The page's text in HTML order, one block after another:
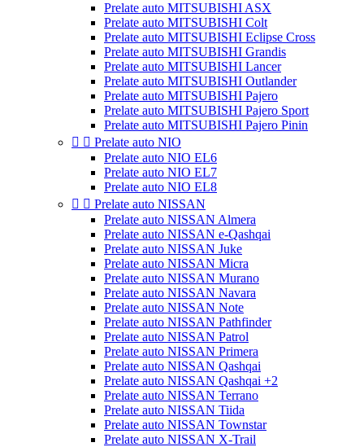
Prelate auto MITSUBISHI ASX
Prelate auto MITSUBISHI Colt
Prelate auto MITSUBISHI Eclipse Cross
Prelate auto MITSUBISHI Grandis
Prelate auto MITSUBISHI Lancer
Prelate auto MITSUBISHI Outlander
Prelate auto MITSUBISHI Pajero
Prelate auto MITSUBISHI Pajero Sport
Prelate auto MITSUBISHI Pajero Pinin
  Prelate auto NIO
Prelate auto NIO EL6
Prelate auto NIO EL7
Prelate auto NIO EL8
  Prelate auto NISSAN
Prelate auto NISSAN Almera
Prelate auto NISSAN e-Qashqai
Prelate auto NISSAN Juke
Prelate auto NISSAN Micra
Prelate auto NISSAN Murano
Prelate auto NISSAN Navara
Prelate auto NISSAN Note
Prelate auto NISSAN Pathfinder
Prelate auto NISSAN Patrol
Prelate auto NISSAN Primera
Prelate auto NISSAN Qashqai
Prelate auto NISSAN Qashqai +2
Prelate auto NISSAN Terrano
Prelate auto NISSAN Tiida
Prelate auto NISSAN Townstar
Prelate auto NISSAN X-Trail